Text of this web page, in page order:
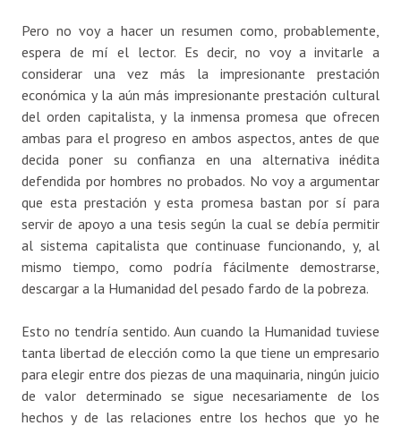
Pero no voy a hacer un resumen como, probablemente,
espera de mí el lector. Es decir, no voy a invitarle a
considerar una vez más la impresionante prestación
económica y la aún más impresionante prestación cultural
del orden capitalista, y la inmensa promesa que ofrecen
ambas para el progreso en ambos aspectos, antes de que
decida poner su confianza en una alternativa inédita
defendida por hombres no probados. No voy a argumentar
que esta prestación y esta promesa bastan por sí para
servir de apoyo a una tesis según la cual se debía permitir
al sistema capitalista que continuase funcionando, y, al
mismo tiempo, como podría fácilmente demostrarse,
descargar a la Humanidad del pesado fardo de la pobreza.
Esto no tendría sentido. Aun cuando la Humanidad tuviese
tanta libertad de elección como la que tiene un empresario
para elegir entre dos piezas de una maquinaria, ningún juicio
de valor determinado se sigue necesariamente de los
hechos y de las relaciones entre los hechos que yo he